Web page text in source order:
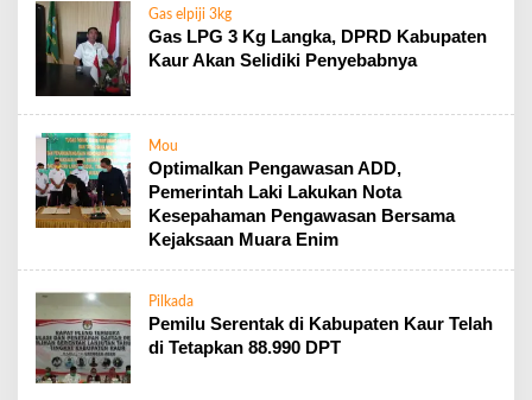
Gas elpiji 3kg
Gas LPG 3 Kg Langka, DPRD Kabupaten
Kaur Akan Selidiki Penyebabnya
Mou
Optimalkan Pengawasan ADD,
Pemerintah Laki Lakukan Nota
Kesepahaman Pengawasan Bersama
Kejaksaan Muara Enim
Pilkada
Pemilu Serentak di Kabupaten Kaur Telah
di Tetapkan 88.990 DPT